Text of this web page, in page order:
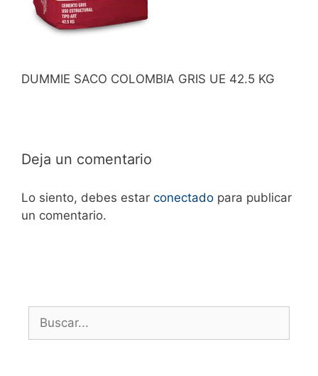
DUMMIE SACO COLOMBIA GRIS UE 42.5 KG
Deja un comentario
Lo siento, debes estar conectado para publicar
un comentario.